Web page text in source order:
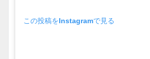
この投稿をInstagramで見る